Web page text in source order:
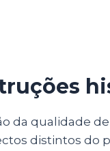
da qualidade
distintos do